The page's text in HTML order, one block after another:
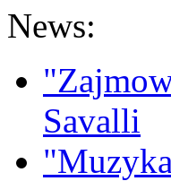
News:
Savalli